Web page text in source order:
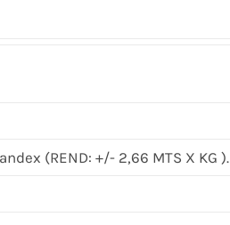
(REND: +/- 2,66 MTS X KG ).